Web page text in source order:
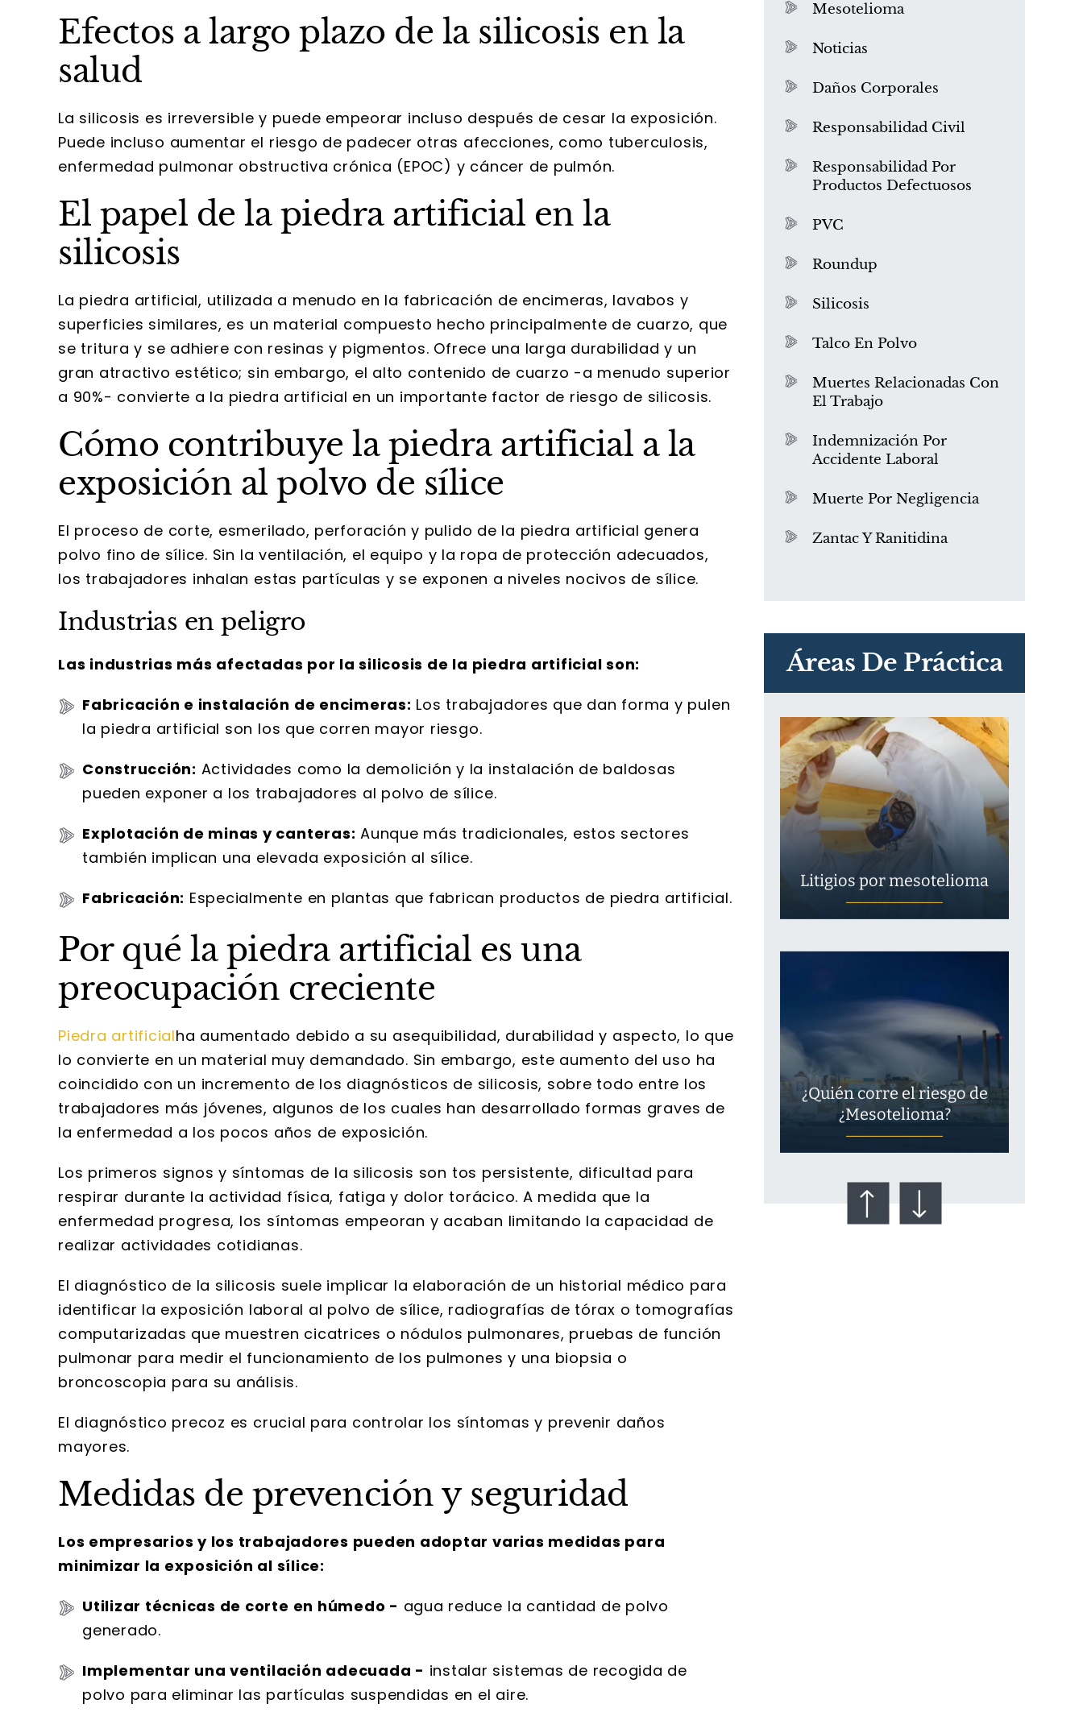
Efectos a largo plazo de la silicosis en la
salud
La silicosis es irreversible y puede empeorar incluso después de cesar la exposición.
Puede incluso aumentar el riesgo de padecer otras afecciones, como tuberculosis,
enfermedad pulmonar obstructiva crónica (EPOC) y cáncer de pulmón.
El papel de la piedra artificial en la
silicosis
La piedra artificial, utilizada a menudo en la fabricación de encimeras, lavabos y
superficies similares, es un material compuesto hecho principalmente de cuarzo, que
se tritura y se adhiere con resinas y pigmentos. Ofrece una larga durabilidad y un
gran atractivo estético; sin embargo, el alto contenido de cuarzo -a menudo superior
a 90%- convierte a la piedra artificial en un importante factor de riesgo de silicosis.
Cómo contribuye la piedra artificial a la
exposición al polvo de sílice
El proceso de corte, esmerilado, perforación y pulido de la piedra artificial genera
polvo fino de sílice. Sin la ventilación, el equipo y la ropa de protección adecuados,
los trabajadores inhalan estas partículas y se exponen a niveles nocivos de sílice.
Industrias en peligro
Las industrias más afectadas por la silicosis de la piedra artificial son:
Fabricación e instalación de encimeras: Los trabajadores que dan forma y pulen
la piedra artificial son los que corren mayor riesgo.
Construcción: Actividades como la demolición y la instalación de baldosas
pueden exponer a los trabajadores al polvo de sílice.
Explotación de minas y canteras: Aunque más tradicionales, estos sectores
también implican una elevada exposición al sílice.
Fabricación: Especialmente en plantas que fabrican productos de piedra artificial.
Por qué la piedra artificial es una
preocupación creciente
Piedra artificialha aumentado debido a su asequibilidad, durabilidad y aspecto, lo que
lo convierte en un material muy demandado. Sin embargo, este aumento del uso ha
coincidido con un incremento de los diagnósticos de silicosis, sobre todo entre los
trabajadores más jóvenes, algunos de los cuales han desarrollado formas graves de
la enfermedad a los pocos años de exposición.
Los primeros signos y síntomas de la silicosis son tos persistente, dificultad para
respirar durante la actividad física, fatiga y dolor torácico. A medida que la
enfermedad progresa, los síntomas empeoran y acaban limitando la capacidad de
realizar actividades cotidianas.
El diagnóstico de la silicosis suele implicar la elaboración de un historial médico para
identificar la exposición laboral al polvo de sílice, radiografías de tórax o tomografías
computarizadas que muestren cicatrices o nódulos pulmonares, pruebas de función
pulmonar para medir el funcionamiento de los pulmones y una biopsia o
broncoscopia para su análisis.
El diagnóstico precoz es crucial para controlar los síntomas y prevenir daños
mayores.
Medidas de prevención y seguridad
Los empresarios y los trabajadores pueden adoptar varias medidas para
minimizar la exposición al sílice:
Utilizar técnicas de corte en húmedo - agua reduce la cantidad de polvo
generado.
Implementar una ventilación adecuada - instalar sistemas de recogida de
polvo para eliminar las partículas suspendidas en el aire.
Mesotelioma
Noticias
Daños Corporales
Responsabilidad Civil
Responsabilidad Por
Productos Defectuosos
PVC
Roundup
Silicosis
Talco En Polvo
Muertes Relacionadas Con
El Trabajo
Indemnización Por
Accidente Laboral
Muerte Por Negligencia
Zantac Y Ranitidina
Áreas De Práctica
¿Qué es el mesotelioma?
Litigios por mesotelioma
¿Quién corre el riesgo de
¿Mesotelioma?